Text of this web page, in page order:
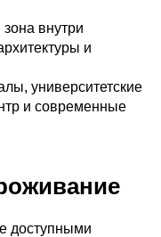
зона внутри
и
университетские
и современные
доступными